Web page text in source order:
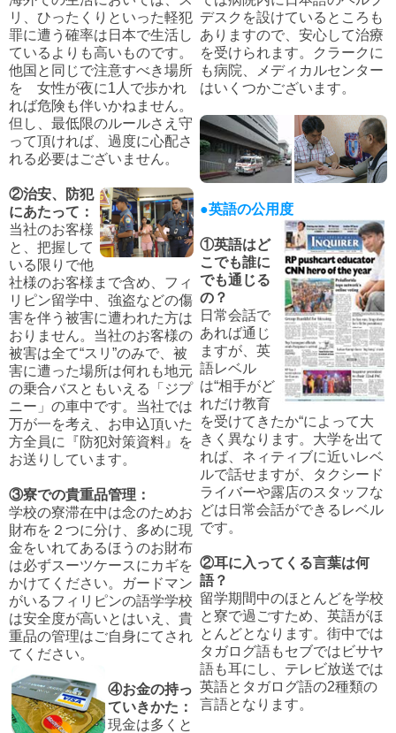
リ、ひったくりといった軽犯
罪に遭う確率は日本で生活し
ているよりも高いものです。
他国と同じで注意すべき場所
を 女性が夜に1人で歩かれ
れば危険も伴いかねません。
但し、最低限のルールさえ守
って頂ければ、過度に心配さ
れる必要はございません。
②治安、防犯
にあたって：
当社のお客様
と、把握して
いる限りで他
社様のお客様まで含め、フィ
リピン留学中、強盗などの傷
害を伴う被害に遭われた方は
おりません。当社のお客様の
被害は全て“スリ”のみで、被
害に遭った場所は何れも地元
の乗合バスともいえる「ジプ
ニー」の車中です。当社では
万が一を考え、お申込頂いた
方全員に『防犯対策資料』を
お送りしています。
③寮での貴重品管理：
学校の寮滞在中は念のためお
財布を２つに分け、多めに現
金をいれてあるほうのお財布
は必ずスーツケースにカギを
かけてください。ガードマン
がいるフィリピンの語学学校
は安全度が高いとはいえ、貴
重品の管理はご自身にてされ
てください。
④お金の持っ
ていきかた：
現金は多くと
デスクを設けているところも
ありますので、安心して治療
を受けられます。クラークに
も病院、メディカルセンター
はいくつかございます。
●英語の公用度
①英語はど
こでも誰に
でも通じる
の？
日常会話で
あれば通じ
ますが、英
語レベル
は“相手がど
れだけ教育
を受けてきたか“によって大
きく異なります。大学を出て
れば、ネィティブに近いレベ
ルで話せますが、タクシード
ライバーや露店のスタッフな
どは日常会話ができるレベル
です。
②耳に入ってくる言葉は何
語？
留学期間中のほとんどを学校
と寮で過ごすため、英語がほ
とんどとなります。街中では
タガログ語もセブではビサヤ
語も耳にし、テレビ放送では
英語とタガログ語の2種類の
言語となります。